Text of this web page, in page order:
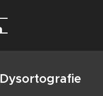
Dysortografie